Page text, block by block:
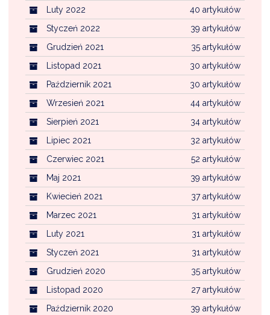
40 artykułów
Luty 2022
39 artykułów
Styczeń 2022
35 artykułów
Grudzień 2021
30 artykułów
Listopad 2021
30 artykułów
Październik 2021
44 artykułów
Wrzesień 2021
34 artykułów
Sierpień 2021
32 artykułów
Lipiec 2021
52 artykułów
Czerwiec 2021
39 artykułów
Maj 2021
37 artykułów
Kwiecień 2021
31 artykułów
Marzec 2021
31 artykułów
Luty 2021
31 artykułów
Styczeń 2021
35 artykułów
Grudzień 2020
27 artykułów
Listopad 2020
39 artykułów
Październik 2020